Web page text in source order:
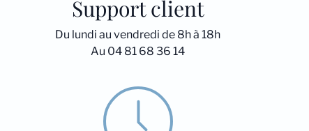
Support client
Du lundi au vendredi de 8h à 18h
Au 04 81 68 36 14